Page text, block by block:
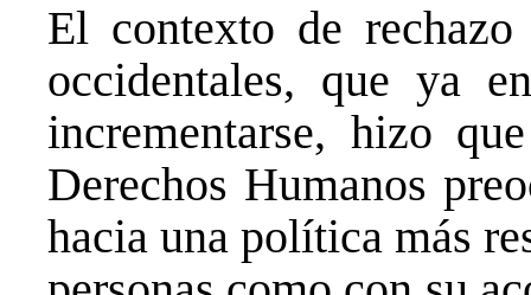
El contexto de
occidentales, que ya
incrementarse, hizo
Derechos Humanos
hacia una política más